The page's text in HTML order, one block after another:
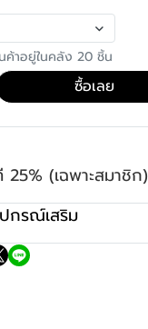
ค้าอยู่ในคลัง 20 ชิ้น
ซื้อเลย
(เฉพาะสมาชิก)
กรณ์เสริม